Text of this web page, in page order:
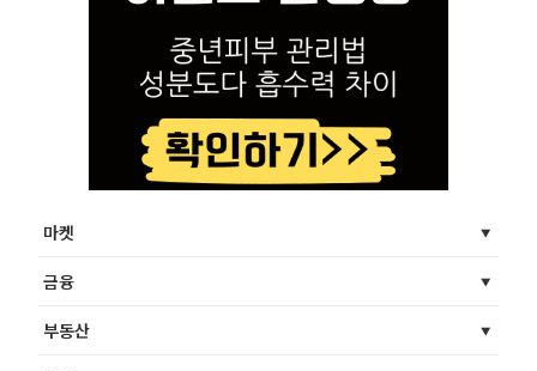
마켓
금융
부동산